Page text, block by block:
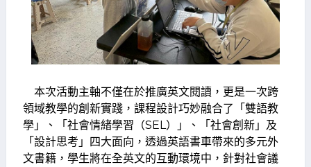
本次活動主軸不僅在於推廣英文閱讀，更是一次跨
領域教學的創新實踐，課程設計巧妙融合了「雙語教
學」、「社會情緒學習（SEL）」、「社會創新」及
「設計思考」四大面向，透過英語書車帶來的多元外
文書籍，學生將在全英文的互動環境中，針對社會議